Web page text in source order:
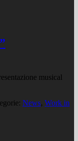
musical
News, Work in